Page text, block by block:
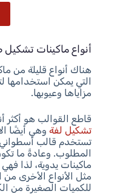
أنواع ماكينات تشكيل
هناك أنواع قليلة من
التي يمكن استخدامها
مزاياها وعيوبها.
قاطع القوالب هو أكثر
تشكيل لفةوهي أيضًا
تستخدم قالب أسطواني
المطلوب. وعادةً ما
ماكينات يدوية، لذا
مثل الأنواع الأخرى
للكميات الصغيرة من